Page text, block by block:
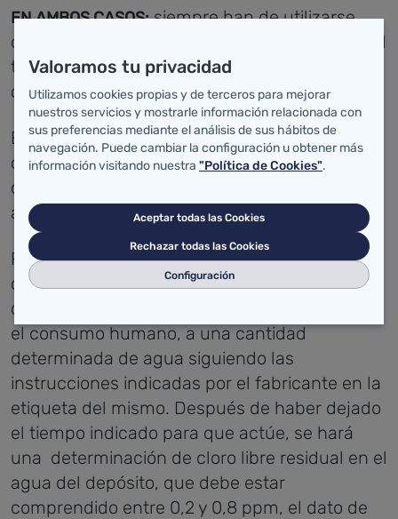
EN AMBOS CASOS:siempre han de utilizarse
depósitos* porque es imprescindible realizar el
tratamiento de potabilización mínimo, que
consiste en una desinfección.
El responsable ha de observar las
características organolépticas del agua: olor,
color, sabor, turbidez, antes de recoger el
agua en el depósito, y registrarlo.
Para la desinfección del agua se añadirá el
desinfectante, en cuya etiqueta debe constar
que es apto para la desinfección de agua para
el consumo humano, a una cantidad
determinada de agua siguiendo las
instrucciones indicadas por el fabricante en la
etiqueta del mismo. Después de haber dejado
el tiempo indicado para que actúe, se hará
una determinación de cloro libre residual en el
agua del depósito, que debe estar
comprendido entre 0,2 y 0,8 ppm, el dato de
Valoramos tu privacidad
Utilizamos cookies propias y de terceros para mejorar
nuestros servicios y mostrarle información relacionada con
sus preferencias mediante el análisis de sus hábitos de
navegación. Puede cambiar la configuración u obtener más
información visitando nuestra "Política de Cookies".
Aceptar todas las Cookies
Rechazar todas las Cookies
Configuración